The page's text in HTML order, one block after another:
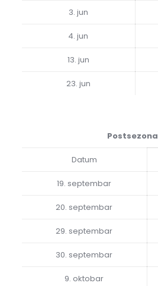
3. jun
4. jun
13. jun
23. jun
Postsezona
Datum
19. septembar
20. septembar
29. septembar
30. septembar
9. oktobar